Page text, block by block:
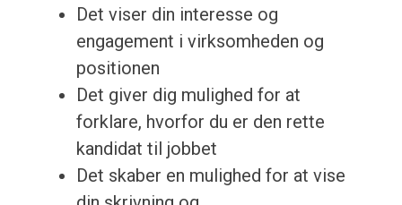
Det viser din interesse og
engagement i virksomheden og
positionen
Det giver dig mulighed for at
forklare, hvorfor du er den rette
kandidat til jobbet
Det skaber en mulighed for at vise